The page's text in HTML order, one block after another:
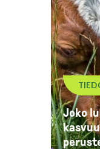
Joko